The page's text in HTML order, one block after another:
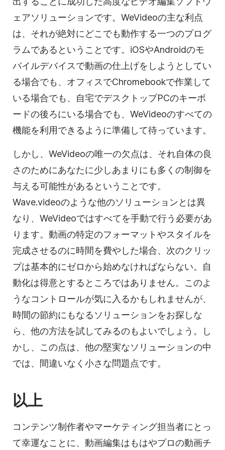
ェアソリューションです。WeVideoの主な利点
は、それが絶対にどこでも動作する一つのプログ
ラムであるということです。iOSやAndroidのモ
バイルデバイスで動画の仕上げをしようとしてい
る場合でも、オフィスでChromebookで作業して
いる場合でも、自宅でデスクトップPCのキーボ
ードの後ろにいる場合でも、WeVideoのすべての
機能を利用できるように準備して待っています。
しかし、WeVideoの唯一の欠点は、それ自体の良
さのためにあなたに少しあまりにも多くの制御を
与える可能性があるということです。
Wave.videoのような他のソリューションとは異
なり、WeVideoではすべてを手動で行う必要があ
ります。 動画の特定のフォーマットやスタイルを
完成させるのに時間を費やした場合、次のクリッ
プは基本的にゼロから始めなければならない。自
動化は得意とするところではありません。このよ
うなコントロールが気に入るかもしれませんが、
時間の節約にもなるソリューションをお探しな
ら、他の方法を試してみるのもよいでしょう。し
かし、この点は、他の堅実なソリューションの中
では、間違いなく小さな問題点です。
以上
コンテンツ制作者やマーケティング担当者にとっ
て幸運なことに、動画編集はもはやプロの動画チ